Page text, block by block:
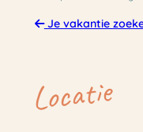
Je vakantie
Locatie